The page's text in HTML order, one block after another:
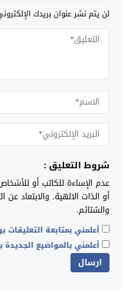
لن يتم نشر عنوان بريدك
شروط التعليق :
عدم الإساءة للكاتب أو
أو الذات الالهية. والابتعاد
والشتائم.
أعلمني بمتابعة التعليقات
أعلمني بالمواضيع الجديدة